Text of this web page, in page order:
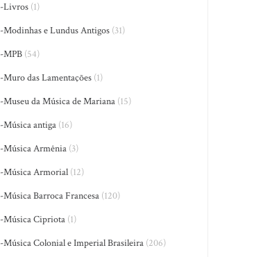
-Livros (1)
-Modinhas e Lundus Antigos (31)
-MPB (54)
-Muro das Lamentações (1)
-Museu da Música de Mariana (15)
-Música antiga (16)
-Música Armênia (3)
-Música Armorial (12)
-Música Barroca Francesa (120)
-Música Cipriota (1)
-Música Colonial e Imperial Brasileira (206)